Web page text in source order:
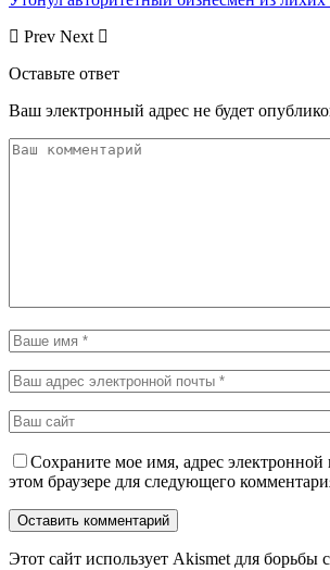
Prev Next
Оставьте ответ
Ваш электронный адрес не будет
Сохраните мое имя, адрес электронной
этом браузере для следующего
Этот сайт использует Akismet для борьбы